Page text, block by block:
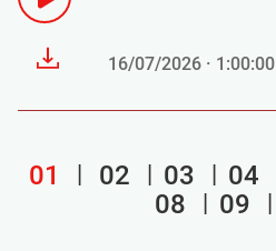
16/07/2026 · 1:00:00
01 02 03 04
08
09